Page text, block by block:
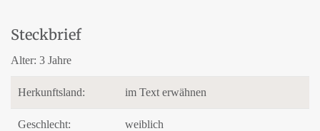
Steckbrief
Alter: 3 Jahre
Herkunftsland: im Text erwähnen
Geschlecht: weiblich